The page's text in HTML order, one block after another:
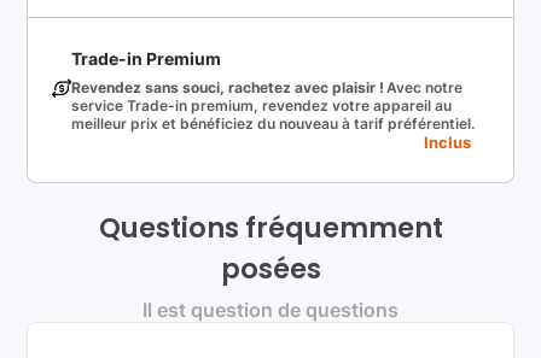
Trade-in Premium
Revendez sans souci, rachetez avec plaisir ! Avec notre
service Trade-in premium, revendez votre appareil au
meilleur prix et bénéficiez du nouveau à tarif préférentiel.
Inclus
Questions fréquemment
posées
Il est question de questions